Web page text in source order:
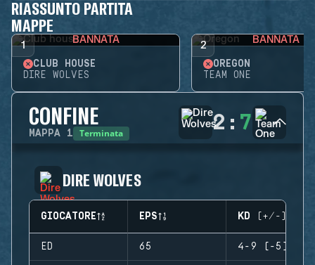
RIASSUNTO PARTITA
MAPPE
1 BANNATA
CLUB HOUSE
DIRE WOLVES
2 BANNATA
OREGON
TEAM ONE
CONFINE
MAPPA 1 Terminata 2 : 7
DIRE WOLVES
GIOCATORE EPS KD (+/-)
ED 65 4-9 (-5)